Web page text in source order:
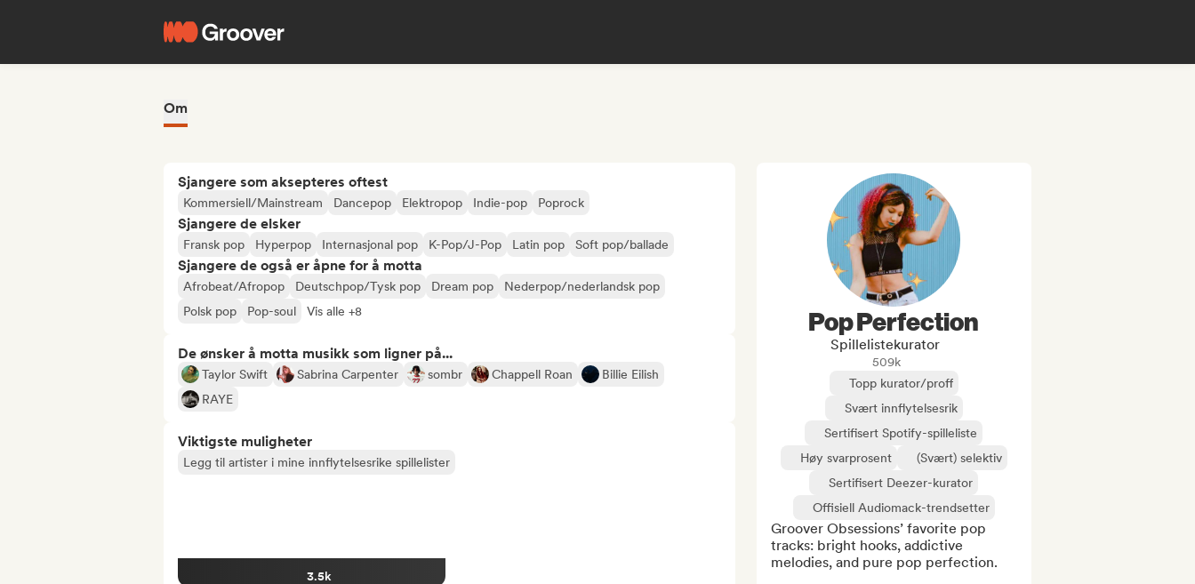
Om
Sjangere som aksepteres oftest
Kommersiell/Mainstream Dancepop Elektropop Indie-pop Poprock
Sjangere de elsker
Fransk pop Hyperpop Internasjonal pop K-Pop/J-Pop Latin pop Soft pop/ballade
Sjangere de også er åpne for å motta
Afrobeat/Afropop Deutschpop/Tysk pop Dream pop
Nederpop/nederlandsk pop
Polsk pop
Pop-soul Vis alle +8
De ønsker å motta musikk som ligner på...
Taylor Swift Sabrina Carpenter sombr Chappell Roan
Billie Eilish
RAYE
Viktigste muligheter
Legg til artister i mine innflytelsesrike spillelister
3.5k
Pop Perfection
Spillelistekurator
509k
Topp kurator/proff
Svært innflytelsesrik
Sertifisert Spotify-spilleliste
Høy svarprosent
(Svært) selektiv
Sertifisert Deezer-kurator
Offisiell Audiomack-trendsetter
Groover Obsessions’ favorite pop
tracks: bright hooks, addictive
melodies, and pure pop perfection.